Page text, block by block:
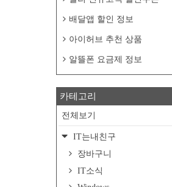
배달앱 할인 정보
아이허브 추천 상품
알뜰폰 요금제 정보
카테고리
전체보기
IT는내친구
장바구니
IT소식